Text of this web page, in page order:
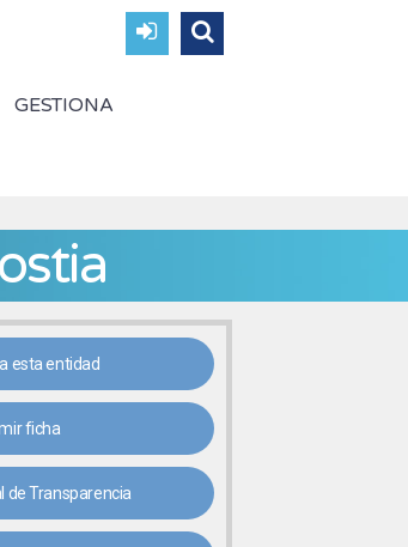
GESTIONA
esta entidad
ficha
de Transparencia